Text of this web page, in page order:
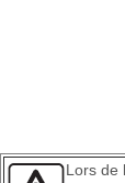
Lors de